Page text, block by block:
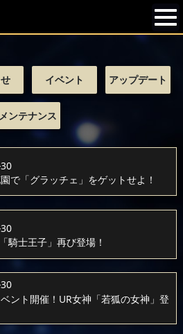
イベント アップデート
メンテナンス
で「グラッチェ」をゲットせよ！
騎士王子」再び登場！
ント開催！UR女神「若狐の女神」登